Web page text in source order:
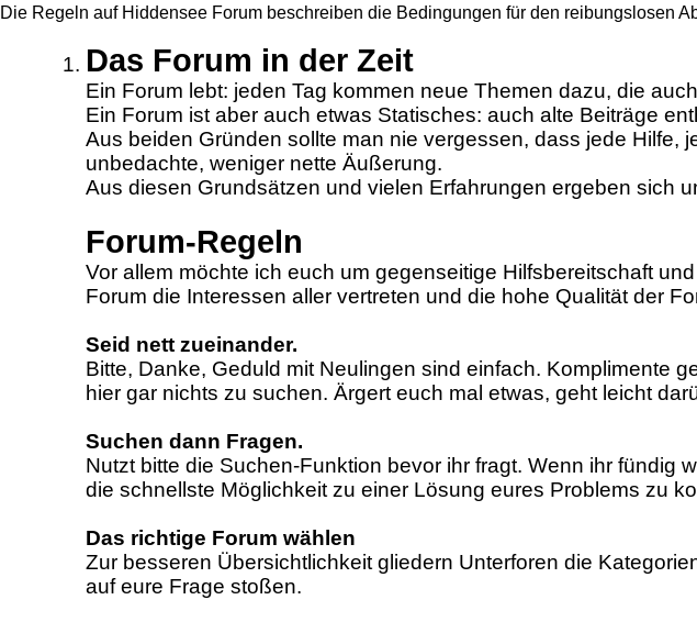
Die Regeln auf Hiddensee Forum beschreiben die Bedingungen für den reibungslosen
Das Forum in der Zeit
Ein Forum lebt: jeden Tag kommen neue Themen dazu, die
Ein Forum ist aber auch etwas Statisches: auch alte Beiträge
Aus beiden Gründen sollte man nie vergessen, dass jede Hilfe,
unbedachte, weniger nette Äußerung.
Aus diesen Grundsätzen und vielen Erfahrungen ergeben sich
Forum-Regeln
Vor allem möchte ich euch um gegenseitige Hilfsbereitschaft
Forum die Interessen aller vertreten und die hohe Qualität der
Seid nett zueinander.
Bitte, Danke, Geduld mit Neulingen sind einfach. Komplimente
hier gar nichts zu suchen. Ärgert euch mal etwas, geht leicht
Suchen dann Fragen.
Nutzt bitte die Suchen-Funktion bevor ihr fragt. Wenn ihr fündig
die schnellste Möglichkeit zu einer Lösung eures Problems zu
Das richtige Forum wählen
Zur besseren Übersichtlichkeit gliedern Unterforen die
auf eure Frage stoßen.